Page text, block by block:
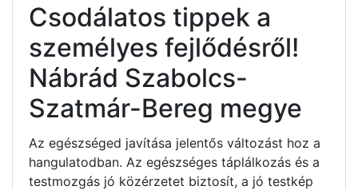
Csodálatos tippek a
személyes fejlődésről!
Nábrád Szabolcs-
Szatmár-Bereg megye
Az egészséged javítása jelentős változást hoz a
hangulatodban. Az egészséges táplálkozás és a
testmozgás jó közérzetet biztosít, a jó testkép